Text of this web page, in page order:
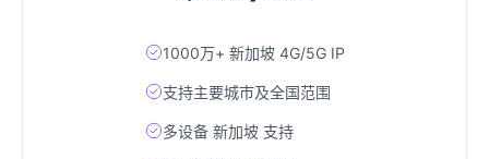
1000万+ 新加坡 4G/5G IP
支持主要城市及全国范围
多设备 新加坡 支持